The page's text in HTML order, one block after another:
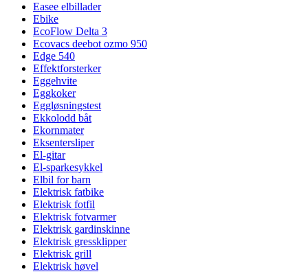
Easee elbillader
Ebike
EcoFlow Delta 3
Ecovacs deebot ozmo 950
Edge 540
Effektforsterker
Eggehvite
Eggkoker
Eggløsningstest
Ekkolodd båt
Ekornmater
Eksentersliper
El-gitar
El-sparkesykkel
Elbil for barn
Elektrisk fatbike
Elektrisk fotfil
Elektrisk fotvarmer
Elektrisk gardinskinne
Elektrisk gressklipper
Elektrisk grill
Elektrisk høvel